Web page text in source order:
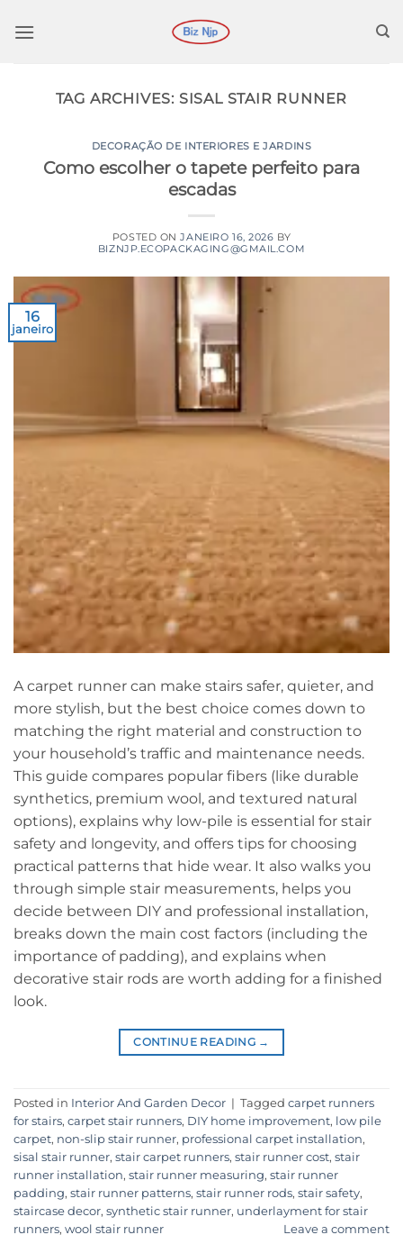
para
TAG ARCHIVES: SISAL STAIR RUNNER
DECORAÇÃO DE INTERIORES E JARDINS
Como escolher o tapete perfeito para
escadas
POSTED ONJANEIRO 16, 2026 BY
BIZNJP.ECOPACKAGING@GMAIL.COM
16
janeiro
A carpet runner can make stairs safer, quieter, and
more stylish, but the best choice comes down to
matching the right material and construction to
your household’s traffic and maintenance needs.
This guide compares popular fibers (like durable
synthetics, premium wool, and textured natural
options), explains why low-pile is essential for stair
safety and longevity, and offers tips for choosing
practical patterns that hide wear. It also walks you
through simple stair measurements, helps you
decide between DIY and professional installation,
breaks down the main cost factors (including the
importance of padding), and explains when
decorative stair rods are worth adding for a finished
look.
CONTINUE READING →
Posted in Interior And Garden Decor | Tagged carpet runners
for stairs, carpet stair runners, DIY home improvement, low pile
carpet, non-slip stair runner, professional carpet installation,
sisal stair runner, stair carpet runners, stair runner cost, stair
runner installation, stair runner measuring, stair runner
padding, stair runner patterns, stair runner rods, stair safety,
staircase decor, synthetic stair runner, underlayment for stair
runners, wool stair runner Leave a comment